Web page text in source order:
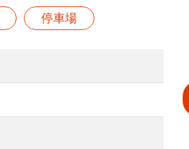
停車場